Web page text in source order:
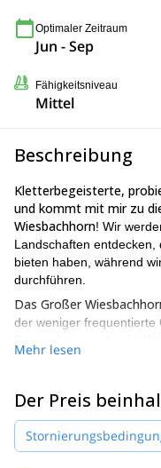
Optimaler Zeitraum
Jun - Sep
Fähigkeitsniveau
Mittel
Beschreibung
Kletterbegeisterte,
und kommt mit mir zu
Wiesbachhorn! Wir
Landschaften entdecken,
bieten haben, während
durchführen.
Das Großer
der weniger frequentierte
Gegensatz dazu bietet
Herausforderungen und
Sobald wir am zweiten
Mehr lesen
Der Preis